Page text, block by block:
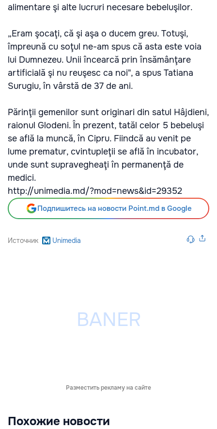
alimentare şi alte lucruri necesare bebeluşilor.
„Eram şocaţi, că şi aşa o ducem greu. Totuşi,
împreună cu soţul ne-am spus că asta este voia
lui Dumnezeu. Unii încearcă prin însămânţare
artificială şi nu reuşesc ca noi", a spus Tatiana
Surugiu, în vârstă de 37 de ani.
Părinţii gemenilor sunt originari din satul Hâjdieni,
raionul Glodeni. În prezent, tatăl celor 5 bebeluşi
se află la muncă, în Cipru. Fiindcă au venit pe
lume prematur, cvintupleţii se află în incubator,
unde sunt supravegheaţi în permanenţă de
medici.
http://unimedia.md/?mod=news&id=29352
Подпишитесь на новости Point.md в Google
Источник Unimedia
Разместить рекламу на сайте
Похожие новости